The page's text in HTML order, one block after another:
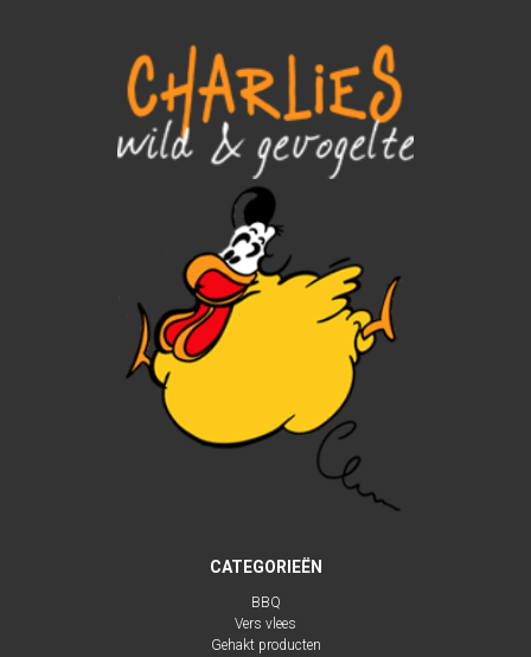
CATEGORIEËN
BBQ
Vers vlees
Gehakt producten